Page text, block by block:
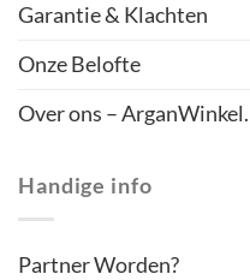
Garantie & Klachten
Onze Belofte
Over ons –
Handige info
Partner Worden?